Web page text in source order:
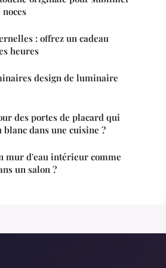
: offrez un cadeau
heures
design de luminaire
des portes de placard qui
dans une cuisine ?
mur d'eau intérieur comme
un salon ?